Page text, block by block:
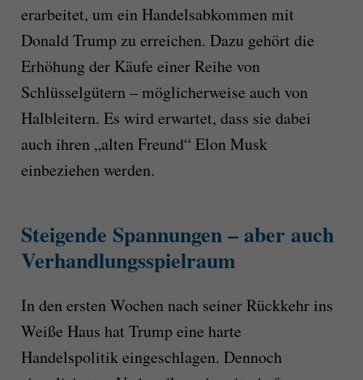
erarbeitet, um ein Handelsabkommen mit
Donald Trump zu erreichen. Dazu gehört die
Erhöhung der Käufe einer Reihe von
Schlüsselgütern – möglicherweise auch von
Halbleitern. Es wird erwartet, dass sie dabei
auch ihren „alten Freund“ Elon Musk
einbeziehen werden.
Steigende Spannungen – aber auch
Verhandlungsspielraum
In den ersten Wochen nach seiner Rückkehr ins
Weiße Haus hat Trump eine harte
Handelspolitik eingeschlagen. Dennoch